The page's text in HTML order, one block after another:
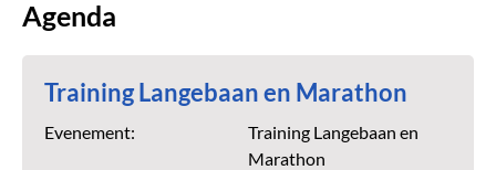
Agenda
Training Langebaan en Marathon
Evenement:
Training Langebaan en
Marathon